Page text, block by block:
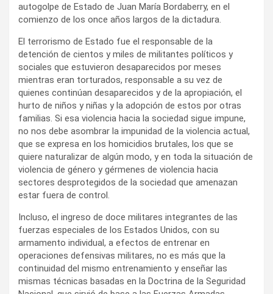
autogolpe de Estado de Juan María Bordaberry, en el
comienzo de los once años largos de la dictadura.
El terrorismo de Estado fue el responsable de la
detención de cientos y miles de militantes políticos y
sociales que estuvieron desaparecidos por meses
mientras eran torturados, responsable a su vez de
quienes continúan desaparecidos y de la apropiación, el
hurto de niños y niñas y la adopción de estos por otras
familias. Si esa violencia hacia la sociedad sigue impune,
no nos debe asombrar la impunidad de la violencia actual,
que se expresa en los homicidios brutales, los que se
quiere naturalizar de algún modo, y en toda la situación de
violencia de género y gérmenes de violencia hacia
sectores desprotegidos de la sociedad que amenazan
estar fuera de control.
Incluso, el ingreso de doce militares integrantes de las
fuerzas especiales de los Estados Unidos, con su
armamento individual, a efectos de entrenar en
operaciones defensivas militares, no es más que la
continuidad del mismo entrenamiento y enseñar las
mismas técnicas basadas en la Doctrina de la Seguridad